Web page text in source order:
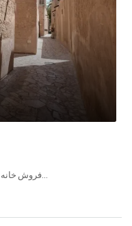
فروش خانه می تواند فرآیندی پیچیده و زمان بر باشد. از...